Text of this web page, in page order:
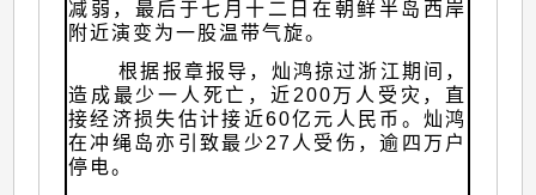
减弱，最后于七月十二日在朝鲜半岛西岸
附近演变为一股温带气旋。
根据报章报导，灿鸿掠过浙江期间，
造成最少一人死亡，近200万人受灾，直
接经济损失估计接近60亿元人民币。灿鸿
在冲绳岛亦引致最少27人受伤，逾四万户
停电。